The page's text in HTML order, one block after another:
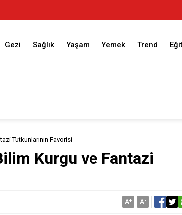
Gezi Sağlık Yaşam Yemek Trend
Tutkunlarının Favorisi
Kurgu ve Fantazi
A+ A-